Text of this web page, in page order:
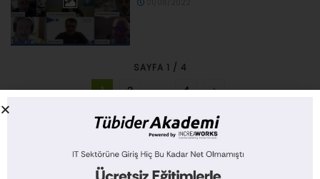
SAYFA 1 / 4
1 2 … 4
HABERLER